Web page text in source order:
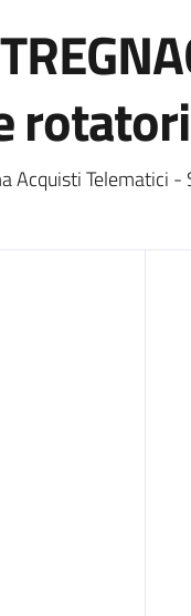
Acquisti Telematici -